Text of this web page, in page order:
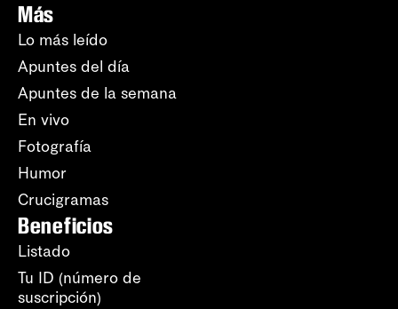
Más
Lo más leído
Apuntes del día
Apuntes de la semana
En vivo
Fotografía
Humor
Crucigramas
Beneficios
Listado
Tu ID (número de
suscripción)